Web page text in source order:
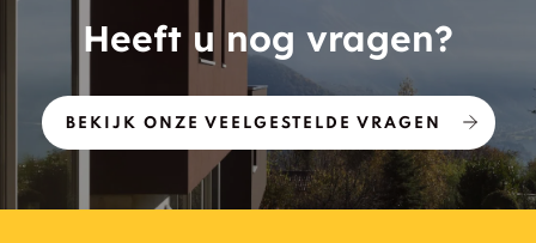
Heeft u nog vragen?
BEKIJK ONZE VEELGESTELDE VRAGEN